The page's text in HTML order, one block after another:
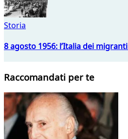
Storia
8 agosto 1956: l’Italia dei
Raccomandati per te